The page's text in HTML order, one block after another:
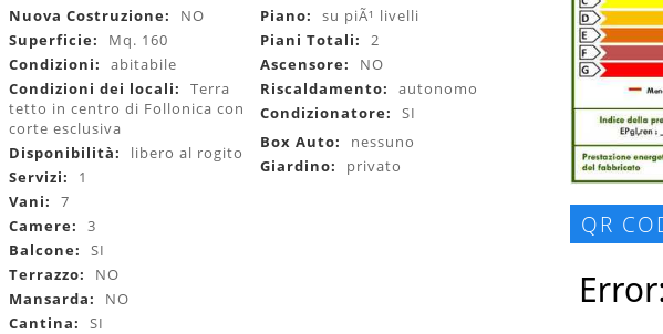
Nuova Costruzione:
NO
Superficie:
Mq. 160
Condizioni:
abitabile
Condizioni dei locali:
Terra
tetto in centro di Follonica con
corte esclusiva
Disponibilità:
libero al rogito
Servizi:
1
Vani:
7
Camere:
3
Balcone:
SI
Terrazzo:
NO
Mansarda:
NO
Cantina:
SI
Piano:
su piÃ¹ livelli
Piani Totali:
2
Ascensore:
NO
Riscaldamento:
autonomo
Condizionatore:
SI
Box Auto:
nessuno
Giardino:
privato
QR